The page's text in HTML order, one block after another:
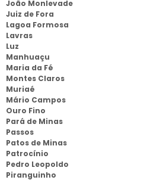
João Monlevade
Juiz de Fora
Lagoa Formosa
Lavras
Luz
Manhuaçu
Maria da Fé
Montes Claros
Muriaé
Mário Campos
Ouro Fino
Pará de Minas
Passos
Patos de Minas
Patrocínio
Pedro Leopoldo
Piranguinho